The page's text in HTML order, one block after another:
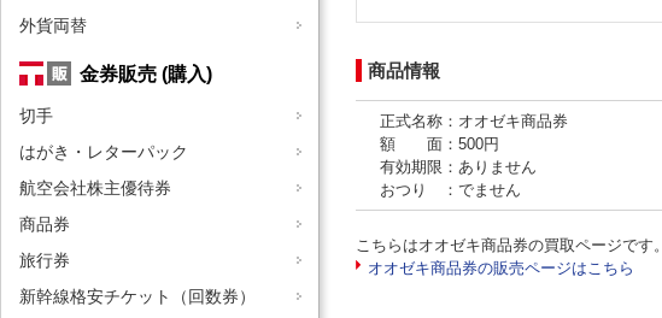
外貨両替
金券販売 (購入)
切手
はがき・レターパック
航空会社株主優待券
商品券
旅行券
新幹線格安チケット（回数券）
商品情報
正式名称：オオゼキ商品券
額 面：500円
有効期限：ありません
おつり ：でません
こちらはオオゼキ商品券の買取ページです。
オオゼキ商品券の販売ページはこちら